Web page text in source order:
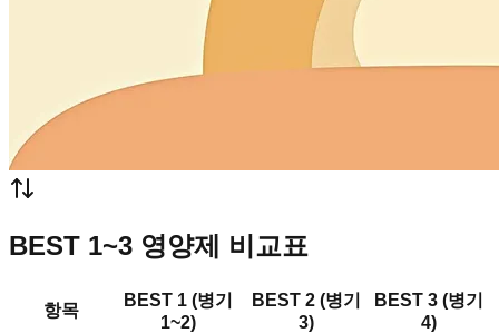
BEST 1~3 영양제 비교표
항목
BEST 1 (병기
1~2)
BEST 2 (병기
3)
BEST 3 (병기
4)